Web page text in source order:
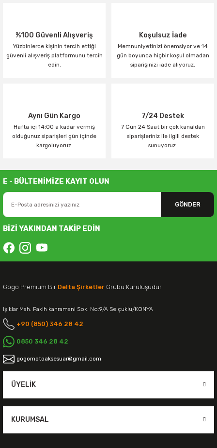
%100 Güvenli Alışveriş
Yüzbinlerce kişinin tercih ettiği
güvenli alışveriş platformunu tercih
edin.
Koşulsuz İade
Memnuniyetinizi önemsiyor ve 14
gün boyunca hiçbir koşul olmadan
siparişinizi iade alıyoruz.
Aynı Gün Kargo
Hafta içi 14:00 a kadar vermiş
olduğunuz siparişleri gün içinde
kargoluyoruz.
7/24 Destek
7 Gün 24 Saat bir çok kanaldan
siparişleriniz ile ilgili destek
sunuyoruz.
E - BÜLTENİMİZE KAYIT OLUN
GÖNDER
BİZİ YAKINDAN TAKİP EDİN
Gogo Premium Bir Delta Şirketler Grubu Kuruluşudur.
Işıklar Mah. Fakih kahramani Sok. No:9/A Selçuklu/KONYA
+90 (850) 346 28 42
0850 346 28 42
gogomotoaksesuar@gmail.com
ÜYELIK
KURUMSAL